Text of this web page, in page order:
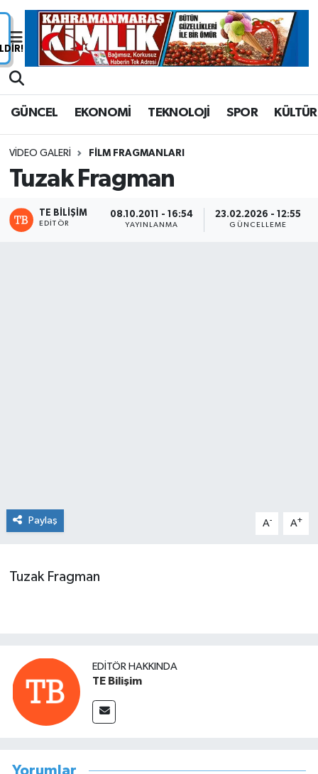
GÜNCEL EKONOMİ TEKNOLOJİ SPOR KÜLTÜR
VIDEO GALERI FILM FRAGMANLARI
Tuzak Fragman
TE BILIŞIM
EDITÖR
08.10.2011 - 16:54
YAYINLANMA
23.02.2026 - 12:55
GÜNCELLEME
Paylaş A- A+
Tuzak Fragman
EDITÖR HAKKINDA
TE Bilişim
Yorumlar
Nöbetçi Eczaneler